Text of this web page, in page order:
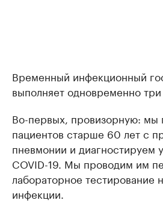
Временный инфекционный
выполняет одновременно
Во-первых, провизорную: мы
пациентов старше 60 лет с
пневмонии и диагностируем
COVID-19. Мы проводим им
лабораторное тестирование
инфекции.